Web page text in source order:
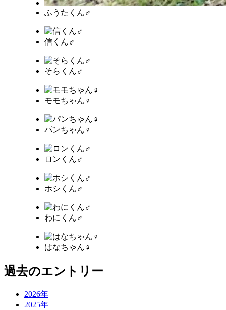
ふうたくん♂
信くん♂
そらくん♂
モモちゃん♀
パンちゃん♀
ロンくん♂
ホシくん♂
わにくん♂
はなちゃん♀
過去のエントリー
2026年
2025年